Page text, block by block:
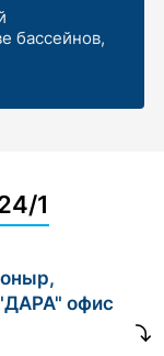
бассейнов,
1
офис